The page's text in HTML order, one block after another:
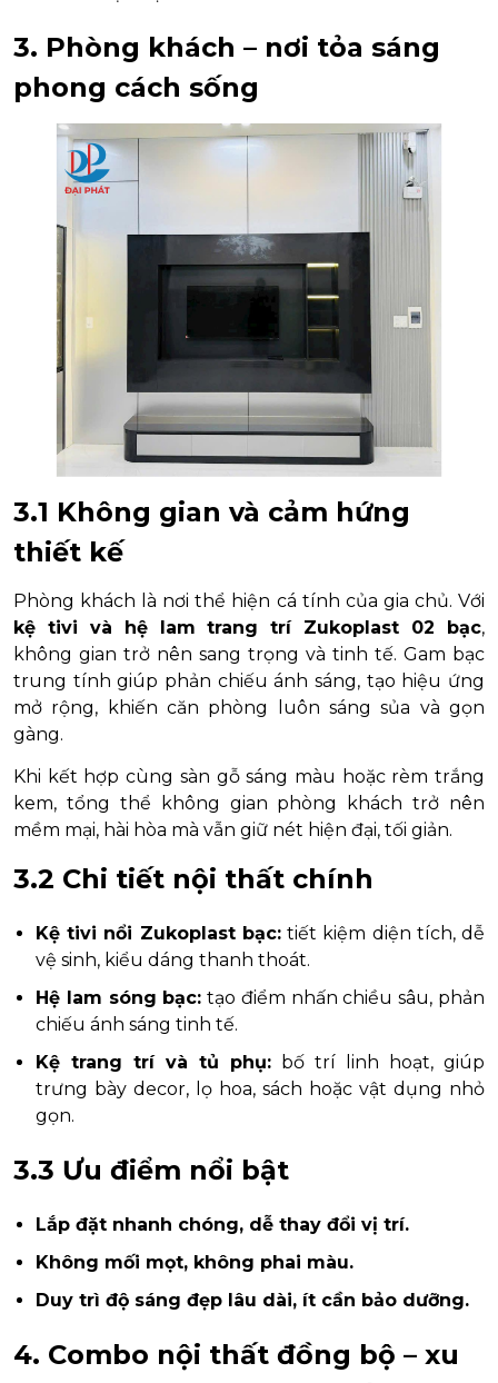
3. Phòng khách – nơi tỏa sáng
phong cách sống
3.1 Không gian và cảm hứng
thiết kế
Phòng khách là nơi thể hiện cá tính của gia chủ. Với
kệ tivi và hệ lam trang trí Zukoplast 02 bạc,
không gian trở nên sang trọng và tinh tế. Gam bạc
trung tính giúp phản chiếu ánh sáng, tạo hiệu ứng
mở rộng, khiến căn phòng luôn sáng sủa và gọn
gàng.
Khi kết hợp cùng sàn gỗ sáng màu hoặc rèm trắng
kem, tổng thể không gian phòng khách trở nên
mềm mại, hài hòa mà vẫn giữ nét hiện đại, tối giản.
3.2 Chi tiết nội thất chính
Kệ tivi nổi Zukoplast bạc:tiết kiệm diện tích, dễ
vệ sinh, kiểu dáng thanh thoát.
Hệ lam sóng bạc: tạo điểm nhấn chiều sâu, phản
chiếu ánh sáng tinh tế.
Kệ trang trí và tủ phụ: bố trí linh hoạt, giúp
trưng bày decor, lọ hoa, sách hoặc vật dụng nhỏ
gọn.
3.3 Ưu điểm nổi bật
Lắp đặt nhanh chóng, dễ thay đổi vị trí.
Không mối mọt, không phai màu.
Duy trì độ sáng đẹp lâu dài, ít cần bảo dưỡng.
4. Combo nội thất đồng bộ – xu